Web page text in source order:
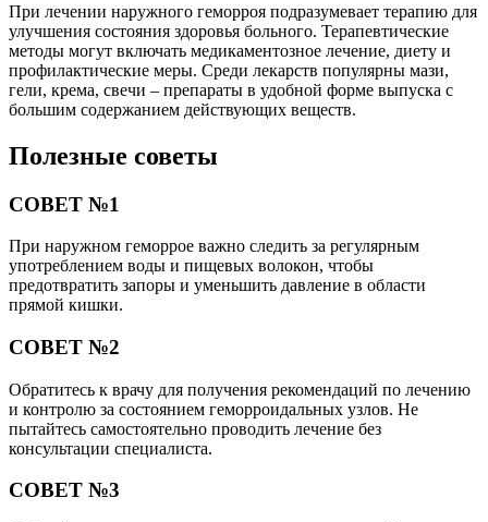
При лечении наружного геморроя подразумевает терапию для
улучшения состояния здоровья больного. Терапевтические
методы могут включать медикаментозное лечение, диету и
профилактические меры. Среди лекарств популярны мази,
гели, крема, свечи – препараты в удобной форме выпуска с
большим содержанием действующих веществ.
Полезные советы
СОВЕТ №1
При наружном геморрое важно следить за регулярным
употреблением воды и пищевых волокон, чтобы
предотвратить запоры и уменьшить давление в области
прямой кишки.
СОВЕТ №2
Обратитесь к врачу для получения рекомендаций по лечению
и контролю за состоянием геморроидальных узлов. Не
пытайтесь самостоятельно проводить лечение без
консультации специалиста.
СОВЕТ №3